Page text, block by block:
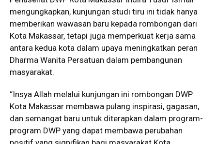
mengungkapkan, kunjungan studi tiru ini tidak hanya
memberikan wawasan baru kepada rombongan dari
Kota Makassar, tetapi juga memperkuat kerja sama
antara kedua kota dalam upaya meningkatkan peran
Dharma Wanita Persatuan dalam pembangunan
masyarakat.
“Insya Allah melalui kunjungan ini rombongan DWP
Kota Makassar membawa pulang inspirasi, gagasan,
dan semangat baru untuk diterapkan dalam program-
program DWP yang dapat membawa perubahan